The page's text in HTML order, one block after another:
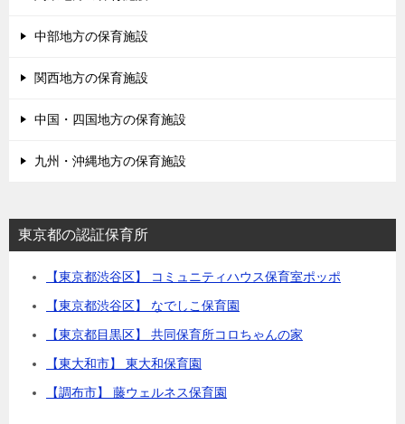
中部地方の保育施設
関西地方の保育施設
中国・四国地方の保育施設
九州・沖縄地方の保育施設
東京都の認証保育所
【東京都渋谷区】 コミュニティハウス保育室ポッポ
【東京都渋谷区】 なでしこ保育園
【東京都目黒区】 共同保育所コロちゃんの家
【東大和市】 東大和保育園
【調布市】 藤ウェルネス保育園